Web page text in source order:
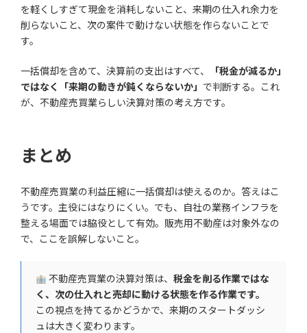
を軽くしすぎて現金を消耗しないこと、来期の仕入れ余力を
削らないこと、次の案件で動けない状態を作らないことで
す。
一括償却を含めて、決算前の支出はすべて、
「税金が減るか」
ではなく「来期の動きが鈍くならないか」 で判断する。これ
が、不動産売買業らしい決算対策の考え方です。
まとめ
不動産売買業の利益圧縮に一括償却は使えるのか。答えはこ
うです。主役にはなりにくい。でも、自社の業務インフラを
整える場面では脇役として有効。販売用不動産は対象外なの
で、ここを誤解しないこと。
不動産売買業の決算対策は、 税金を削る作業ではな
く、次の仕入れと売却に動ける状態を作る作業です。
この視点を持てるかどうかで、来期のスタートダッシ
ュは大きく変わります。